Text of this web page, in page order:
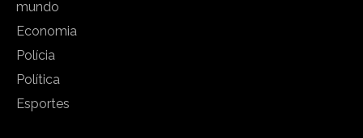
mundo
Economia
Polícia
Política
Esportes